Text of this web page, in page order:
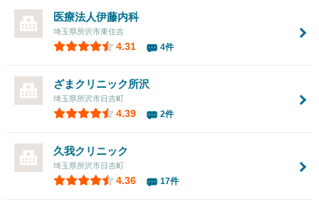
医療法人伊藤内科
埼玉県所沢市東住吉
4.31 4件
ざまクリニック所沢
埼玉県所沢市日吉町
4.39 2件
久我クリニック
埼玉県所沢市日吉町
4.36 17件